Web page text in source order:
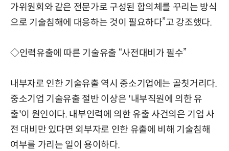
가위원회와 같은 전문가로 구성된 합의체를 꾸리는 방식
으로 기술침해에 대응하는 것이 필요하다”고 강조했다.
◇인력유출에 따른 기술유출 “사전대비가 필수”
내부자로 인한 기술유출 역시 중소기업에는 골칫거리다.
중소기업 기술유출 절반 이상은 '내부직원에 의한 유
출'이 원인이다. 내부인력에 의한 유출 사건의은 기업 사
전 대비만 있다면 외부자로 인한 유출에 비해 기술침해
여부를 가리는 일이 용이하다.